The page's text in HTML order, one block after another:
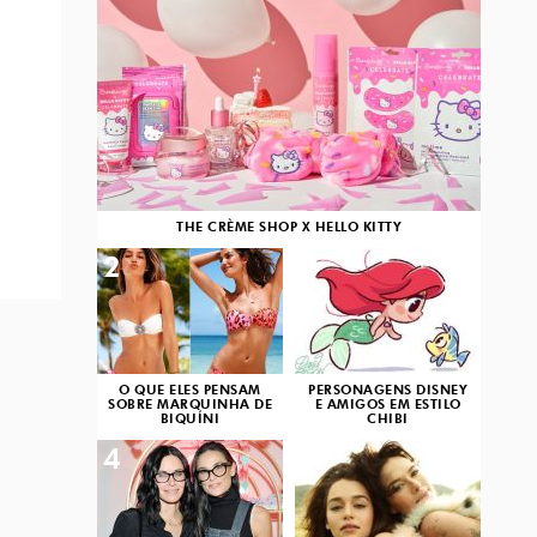
THE CRÈME SHOP X HELLO KITTY
O QUE ELES PENSAM
SOBRE MARQUINHA DE
BIQUÍNI
2
PERSONAGENS DISNEY
E AMIGOS EM ESTILO
CHIBI
3
4